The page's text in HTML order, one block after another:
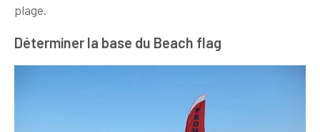
plage.
Déterminer la base du Beach flag